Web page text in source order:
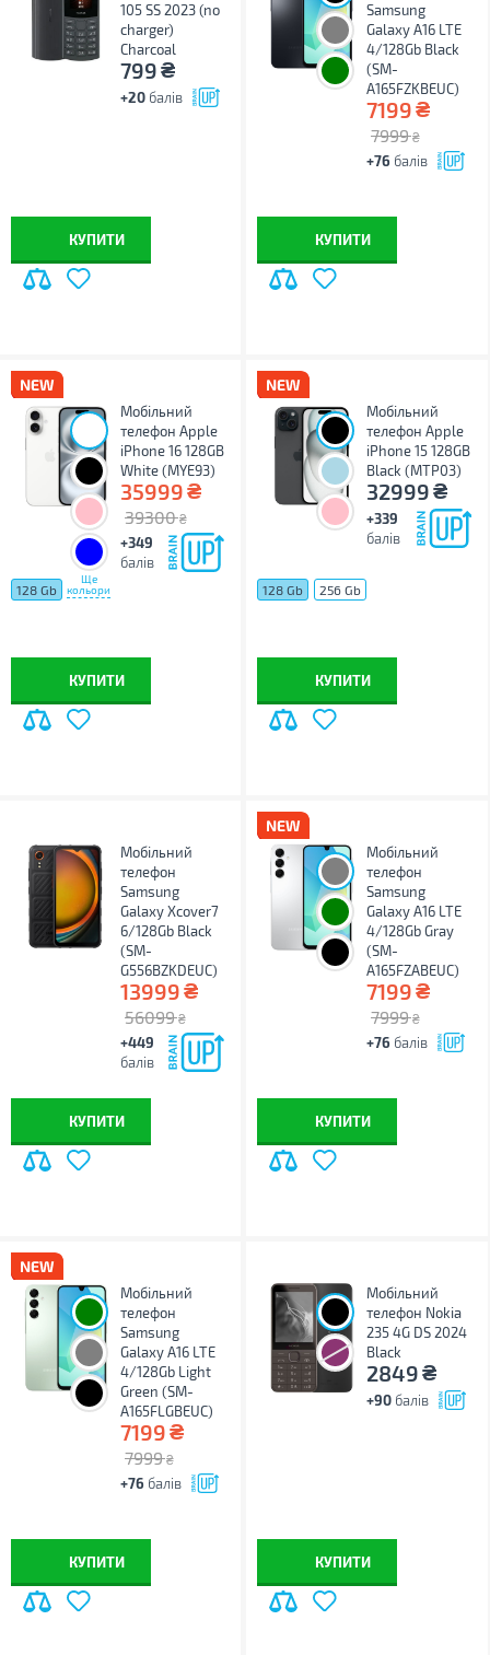
105 SS 2023 (no
charger)
Charcoal
799₴
+20 балів
КУПИТИ
Samsung
Galaxy A16 LTE
4/128Gb Black
(SM-
A165FZKBEUC)
7199₴
7999 ₴
+76 балів
КУПИТИ
Ще
кольори
Мобільний
телефон Apple
iPhone 16 128GB
White (MYE93)
35999₴
39300 ₴
+349
балів
128 Gb
КУПИТИ
Мобільний
телефон Apple
iPhone 15 128GB
Black (MTP03)
32999₴
+339
балів
128 Gb 256 Gb
КУПИТИ
Мобільний
телефон
Samsung
Galaxy Xcover7
6/128Gb Black
(SM-
G556BZKDEUC)
13999₴
56099 ₴
+449
балів
КУПИТИ
Мобільний
телефон
Samsung
Galaxy A16 LTE
4/128Gb Gray
(SM-
A165FZABEUC)
7199₴
7999 ₴
+76 балів
КУПИТИ
Мобільний
телефон
Samsung
Galaxy A16 LTE
4/128Gb Light
Green (SM-
A165FLGBEUC)
7199₴
7999 ₴
+76 балів
КУПИТИ
Мобільний
телефон Nokia
235 4G DS 2024
Black
2849₴
+90 балів
КУПИТИ